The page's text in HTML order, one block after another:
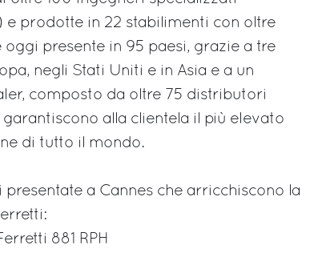
e prodotte in 22 stabilimenti con oltre
presente in 95 paesi, grazie a tre
negli Stati Uniti e in Asia e a un
composto da oltre 75 distributori
alla clientela il più elevato
di tutto il mondo.
a Cannes che arricchiscono la
881 RPH